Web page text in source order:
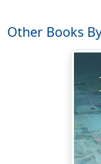
Other Books